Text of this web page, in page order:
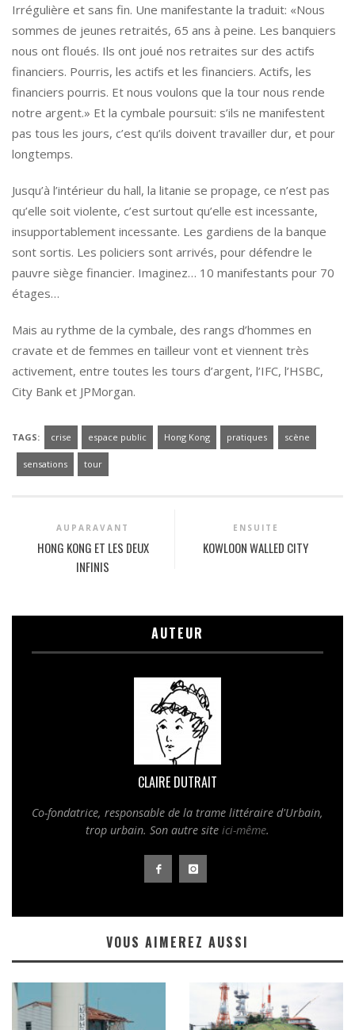
Irrégulière et sans fin. Une manifestante la traduit: «Nous
sommes de jeunes retraités, 65 ans à peine. Les banquiers
nous ont floués. Ils ont joué nos retraites sur des actifs
financiers. Pourris, les actifs et les financiers. Actifs, les
financiers pourris. Et nous voulons que la tour nous rende
notre argent.» Et la cymbale poursuit: s’ils ne manifestent
pas tous les jours, c’est qu’ils doivent travailler dur, et pour
longtemps.
Jusqu’à l’intérieur du hall, la litanie se propage, ce n’est pas
qu’elle soit violente, c’est surtout qu’elle est incessante,
insupportablement incessante. Les gardiens de la banque
sont sortis. Les policiers sont arrivés, pour défendre le
pauvre siège financier. Imaginez… 10 manifestants pour 70
étages…
Mais au rythme de la cymbale, des rangs d’hommes en
cravate et de femmes en tailleur vont et viennent très
activement, entre toutes les tours d’argent, l’IFC, l’HSBC,
City Bank et JPMorgan.
TAGS: crise espace public Hong Kong pratiques scène
sensations tour
AUPARAVANT
HONG KONG ET LES DEUX
INFINIS
ENSUITE
KOWLOON WALLED CITY
AUTEUR
CLAIRE DUTRAIT
Co-fondatrice, responsable de la trame littéraire d'Urbain,
trop urbain. Son autre site ici-même.
VOUS AIMEREZ AUSSI